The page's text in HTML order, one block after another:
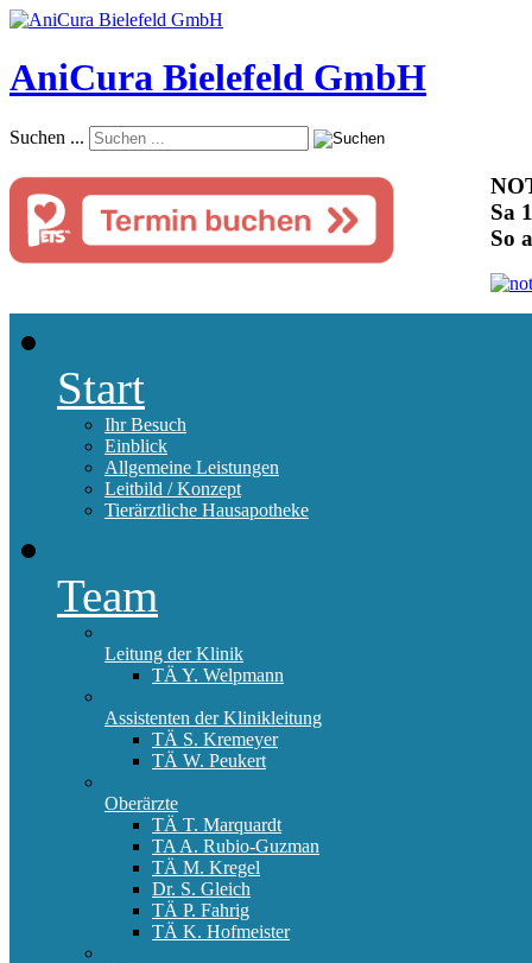
AniCura Bielefeld GmbH
Suchen ...
Sa
So
Start
Ihr Besuch
Einblick
Allgemeine Leistungen
Leitbild / Konzept
Tierärztliche Hausapotheke
Team
Leitung der Klinik
TÄ Y. Welpmann
Assistenten der Klinikleitung
TÄ S. Kremeyer
TÄ W. Peukert
Oberärzte
TÄ T. Marquardt
TA A. Rubio-Guzman
TÄ M. Kregel
Dr. S. Gleich
TÄ P. Fahrig
TÄ K. Hofmeister